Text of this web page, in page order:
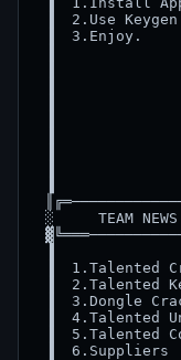
▐  2.Use
▐
░     TEAM
▐
▐
▐  3.Dongle
▐  4.Talented
▐  5.Talented
▐